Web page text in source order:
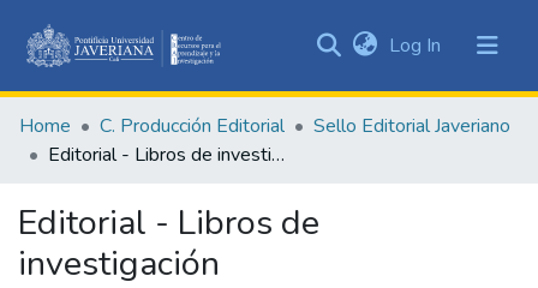
&
Collections
Statistics
Log In (current)
Home C. Producción Editorial
Sello Editorial Javeriano
Editorial - Libros de investigación
Editorial - Libros de
investigación